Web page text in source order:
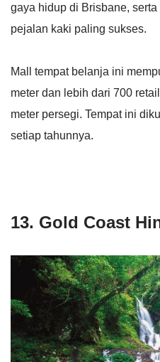
gaya hidup di Brisbane,
pejalan kaki paling sukses.
Mall tempat belanja ini
meter dan lebih dari 700
meter persegi. Tempat ini
setiap tahunnya.
13. Gold Coast